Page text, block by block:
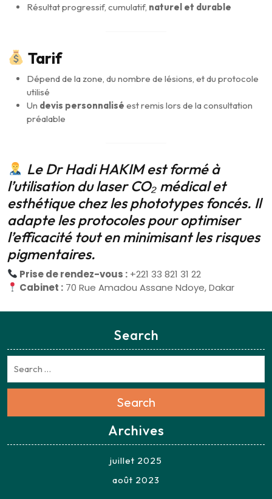
Résultat progressif, cumulatif, naturel et durable
Tarif
Dépend de la zone, du nombre de lésions, et du protocole
utilisé
Un devis personnalisé est remis lors de la consultation
préalable
Le Dr Hadi HAKIM est formé à
l’utilisation du laser CO₂ médical et
esthétique chez les phototypes foncés. Il
adapte les protocoles pour optimiser
l’efficacité tout en minimisant les risques
pigmentaires.
Prise de rendez-vous : +221 33 821 31 22
Cabinet : 70 Rue Amadou Assane Ndoye, Dakar
Search
Search
Archives
juillet 2025
août 2023